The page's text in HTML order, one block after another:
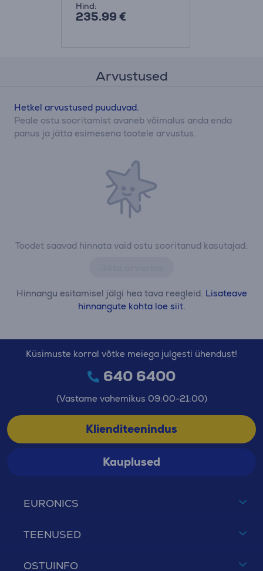
Hind:
235.99 €
Arvustused
Toodet saavad hinnata vaid ostu sooritanud kasutajad.
Hinnangu esitamisel jälgi hea tava reegleid. Lisateave
hinnangute kohta loe siit.
Hetkel arvustused puuduvad.
Peale ostu sooritamist avaneb võimalus anda enda
panus ja jätta esimesena tootele arvustus.
EURONICS
TEENUSED
OSTUINFO
Küsimuste korral võtke meiega julgesti ühendust!
640 6400
(Vastame vahemikus 09:00-21:00)
Klienditeenindus
Kauplused